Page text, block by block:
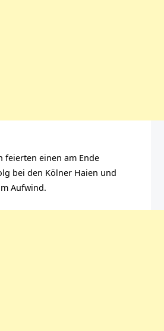
feierten einen am Ende
bei den Kölner Haien und
Aufwind.